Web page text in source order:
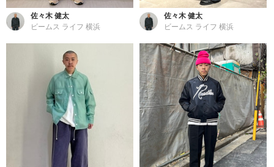
佐々木 健太
ビームス ライフ 横浜
佐々木 健太
ビームス ライフ 横浜